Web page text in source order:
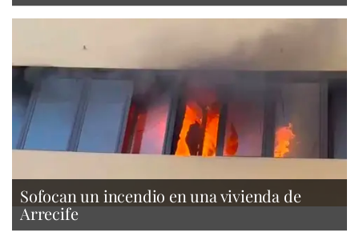
Sofocan un incendio en una vivienda de
Arrecife